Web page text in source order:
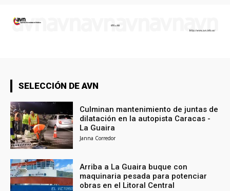
SELECCIÓN DE AVN
Culminan mantenimiento de juntas de
dilatación en la autopista Caracas -
La Guaira
Janna Corredor
Arriba a La Guaira buque con
maquinaria pesada para potenciar
obras en el Litoral Central